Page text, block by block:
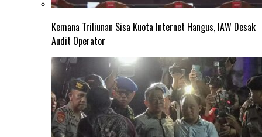
Kemana Triliunan Sisa Kuota Internet Hangus, IAW Desak
Audit Operator